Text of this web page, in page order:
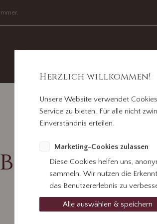
Herzlich willkommen!
Unsere Website verwendet
Service zu bieten. Für alle nicht
Einverständnis erteilen.
Marketing-Cookies zulassen
Diese Cookies helfen uns,
sammeln. Wir nutzen die
das Benutzererlebnis zu
Alle auswählen & speichern